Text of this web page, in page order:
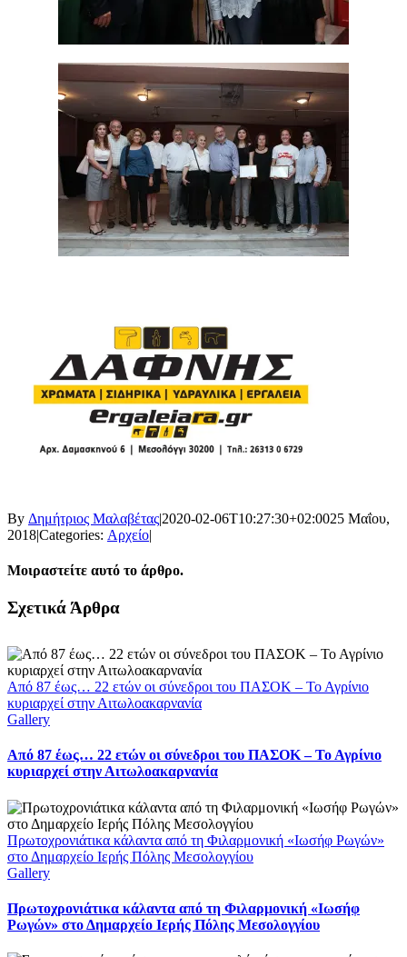
By Δημήτριος Μαλαβέτας|2020-02-06T10:27:30+02:0025 Μαΐου,
2018|Categories: Αρχείο|
Μοιραστείτε αυτό το άρθρο.
Facebook
X
LinkedIn
WhatsApp
Email
Σχετικά Άρθρα
Από 87 έως… 22 ετών οι σύνεδροι του ΠΑΣΟΚ – Το Αγρίνιο
κυριαρχεί στην Αιτωλοακαρνανία
Gallery
Από 87 έως… 22 ετών οι σύνεδροι του ΠΑΣΟΚ – Το Αγρίνιο
κυριαρχεί στην Αιτωλοακαρνανία
Πρωτοχρονιάτικα κάλαντα από τη Φιλαρμονική «Ιωσήφ Ρωγών»
στο Δημαρχείο Ιερής Πόλης Μεσολογγίου
Gallery
Πρωτοχρονιάτικα κάλαντα από τη Φιλαρμονική «Ιωσήφ
Ρωγών» στο Δημαρχείο Ιερής Πόλης Μεσολογγίου